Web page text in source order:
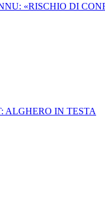
«RISCHIO DI
ALGHERO IN TESTA